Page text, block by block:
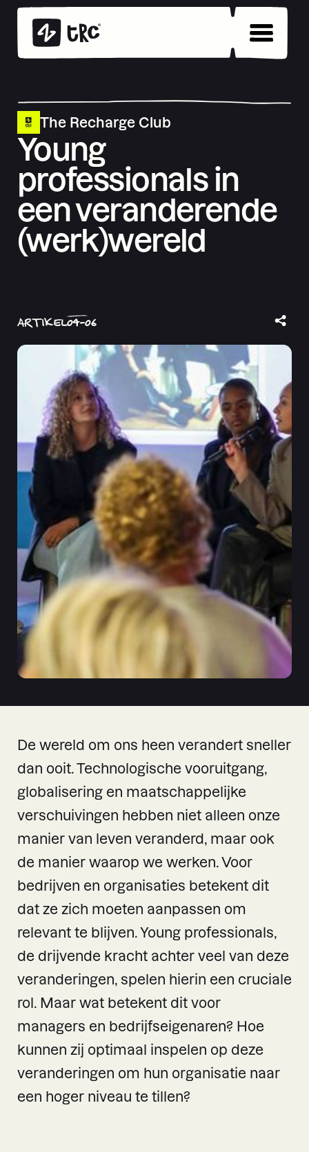
The Recharge Club
Young
professionals in
een veranderende
(werk)wereld
ARTIKEL04-06
De wereld om ons heen verandert sneller
dan ooit. Technologische vooruitgang,
globalisering en maatschappelijke
verschuivingen hebben niet alleen onze
manier van leven veranderd, maar ook
de manier waarop we werken. Voor
bedrijven en organisaties betekent dit
dat ze zich moeten aanpassen om
relevant te blijven. Young professionals,
de drijvende kracht achter veel van deze
veranderingen, spelen hierin een cruciale
rol. Maar wat betekent dit voor
managers en bedrijfseigenaren? Hoe
kunnen zij optimaal inspelen op deze
veranderingen om hun organisatie naar
een hoger niveau te tillen?